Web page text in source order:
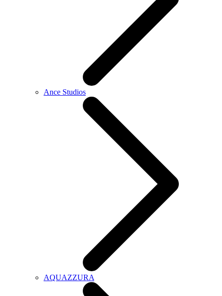
Ance Studios
AQUAZZURA